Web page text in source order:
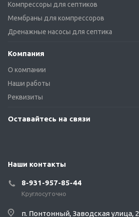
Компрессоры для септиков
Мембраны для компрессоров
Дренажные насосы для септика
Компания
О компании
Наши работы
Реквизиты
Оставайтесь на связи
Наши контакты
8-931-957-85-44
Круглосуточно
п. Понтонный, Заводская улица, 2